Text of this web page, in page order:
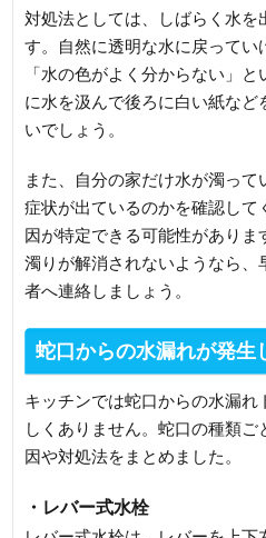
対処法としては、しばらく水を
す。自然に透明な水に戻ってい
「水の色がよく分からない」
に水を汲んで後ろに白い紙など
いでしょう。
また、自分の家だけ水が濁っ
症状が出ているのかを確認して
因が特定できる可能性があり
濁りが解消されないようなら、
者へ連絡しましょう。
蛇口からの水漏れが発生
キッチンでは蛇口からの水漏
しくありません。蛇口の種類
因や対処法をまとめました。
・レバー式水栓